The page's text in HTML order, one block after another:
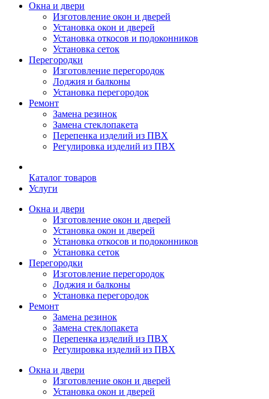
Окна и двери
Изготовление окон и дверей
Установка окон и дверей
Установка откосов и подоконников
Установка сеток
Перегородки
Изготовление перегородок
Лоджия и балконы
Установка перегородок
Ремонт
Замена резинок
Замена стеклопакета
Перепенка изделий из ПВХ
Регулировка изделий из ПВХ
Каталог товаров
Услуги
Окна и двери
Изготовление окон и дверей
Установка окон и дверей
Установка откосов и подоконников
Установка сеток
Перегородки
Изготовление перегородок
Лоджия и балконы
Установка перегородок
Ремонт
Замена резинок
Замена стеклопакета
Перепенка изделий из ПВХ
Регулировка изделий из ПВХ
Окна и двери
Изготовление окон и дверей
Установка окон и дверей